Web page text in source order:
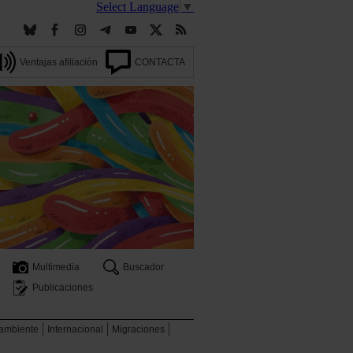
Select Language ▼
Ventajas afiliación CONTACTA
Multimedia
Buscador
Publicaciones
Internacional
Migraciones